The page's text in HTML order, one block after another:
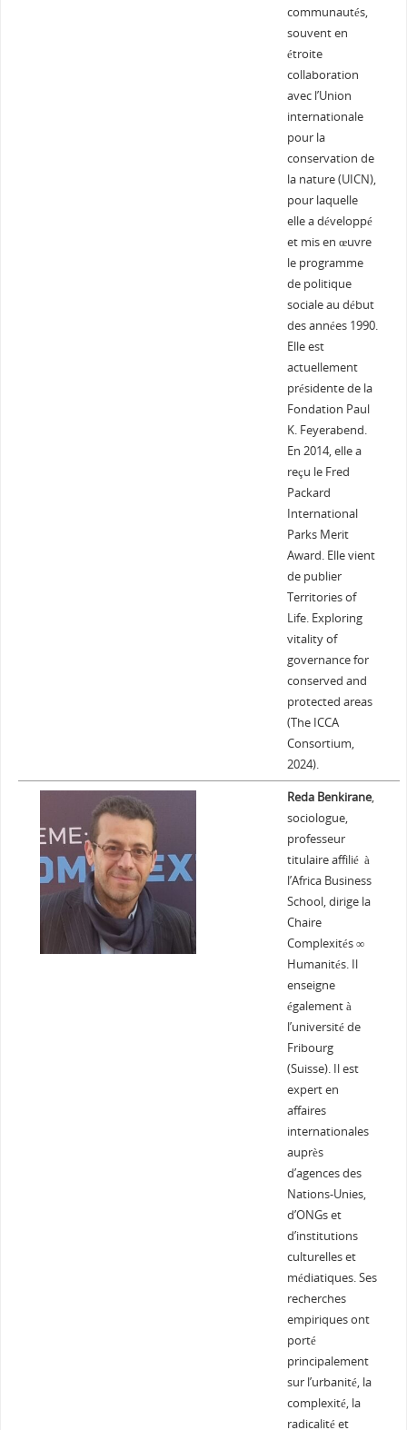
communautés,
souvent en
étroite
collaboration
avec l’Union
internationale
pour la
conservation de
la nature (UICN),
pour laquelle
elle a développé
et mis en œuvre
le programme
de politique
sociale au début
des années 1990.
Elle est
actuellement
présidente de la
Fondation Paul
K. Feyerabend.
En 2014, elle a
reçu le Fred
Packard
International
Parks Merit
Award. Elle vient
de publier
Territories of
Life. Exploring
vitality of
governance for
conserved and
protected areas
(The ICCA
Consortium,
2024).
Reda Benkirane,
sociologue,
professeur
titulaire affilié à
l’Africa Business
School, dirige la
Chaire
Complexités ∞
Humanités. Il
enseigne
également à
l’université de
Fribourg
(Suisse). Il est
expert en
affaires
internationales
auprès
d’agences des
Nations-Unies,
d’ONGs et
d’institutions
culturelles et
médiatiques. Ses
recherches
empiriques ont
porté
principalement
sur l’urbanité, la
complexité, la
radicalité et